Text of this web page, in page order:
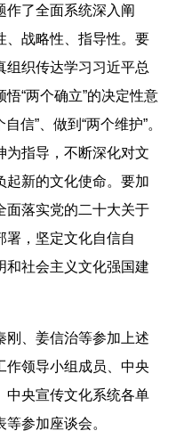
作了全面系统深入阐
、战略性、指导性。要
组织传达学习习近平总
“两个确立”的决定性意
信”、做到“两个维护”。
为指导，不断深化对文
起新的文化使命。要加
面落实党的二十大关于
署，坚定文化自信自
和社会主义文化强国建
刚、姜信治等参加上述
作领导小组成员、中央
中央宣传文化系统各单
参加座谈会。